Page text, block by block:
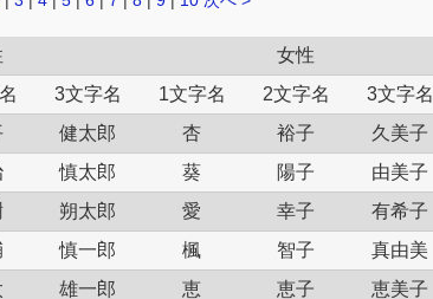
女性
3文字名 1文字名 2文字名
3文字名
健太郎 杏 裕子
久美子
慎太郎 葵 陽子
由美子
朔太郎 愛 幸子
有希子
慎一郎 楓 智子
真由美
雄一郎 恵 恵子
恵美子